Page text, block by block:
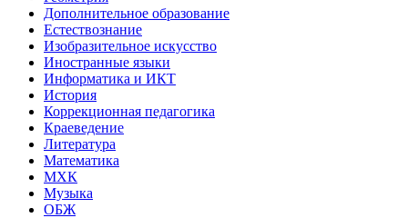
Дополнительное образование
Естествознание
Изобразительное искусство
Иностранные языки
Информатика и ИКТ
История
Коррекционная педагогика
Краеведение
Литература
Математика
МХК
Музыка
ОБЖ